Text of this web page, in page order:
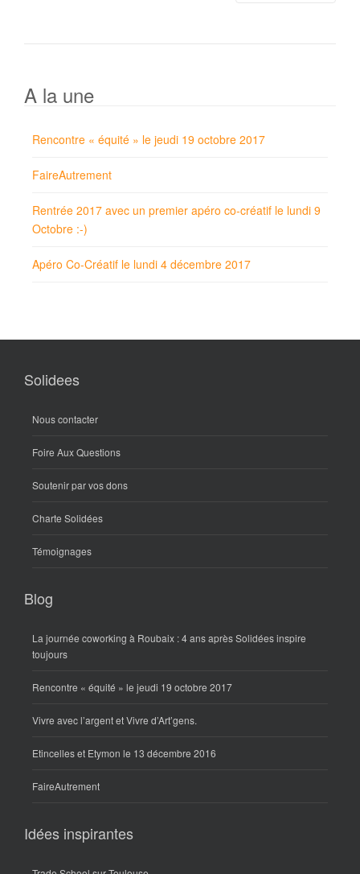
A la une
Rencontre « équité » le jeudi 19 octobre 2017
FaireAutrement
Rentrée 2017 avec un premier apéro co-créatif le lundi 9
Octobre :-)
Apéro Co-Créatif le lundi 4 décembre 2017
Solidees
Nous contacter
Foire Aux Questions
Soutenir par vos dons
Charte Solidées
Témoignages
Blog
La journée coworking à Roubaix : 4 ans après Solidées inspire
toujours
Rencontre « équité » le jeudi 19 octobre 2017
Vivre avec l’argent et Vivre d’Art’gens.
Etincelles et Etymon le 13 décembre 2016
FaireAutrement
Idées inspirantes